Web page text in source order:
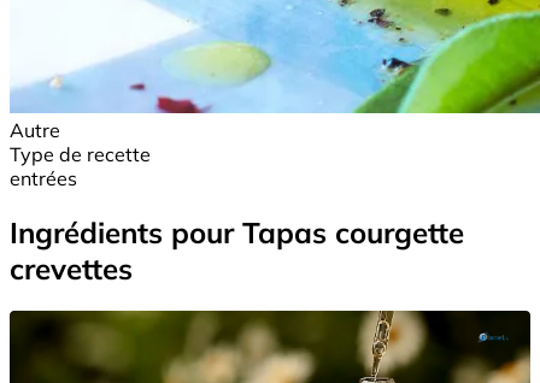
Autre
Type de recette
entrées
Ingrédients pour Tapas courgette
crevettes